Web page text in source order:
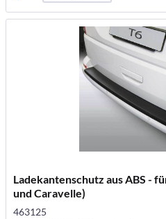
Ladekantenschutz aus ABS -
und Caravelle)
463125